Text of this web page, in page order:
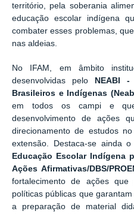
território, pela soberania
educação escolar indígena
combater esses problemas,
nas aldeias.
No IFAM, em âmbito
desenvolvidas pelo
NEABI
Brasileiros e Indígenas
em todos os campi e
desenvolvimento de ações
direcionamento de estudos
extensão. Destaca-se ainda
Educação Escolar Indígena
Ações Afirmativas/DBS/
fortalecimento de ações
políticas públicas que
a preparação de material